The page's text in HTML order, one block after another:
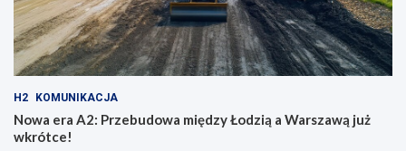
H2 KOMUNIKACJA
Nowa era A2: Przebudowa między Łodzią a Warszawą już
wkrótce!